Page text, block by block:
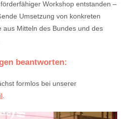
Workshop entstanden –
Umsetzung von konkreten
aus Mitteln des Bundes und des
beantworten:
formlos bei unserer